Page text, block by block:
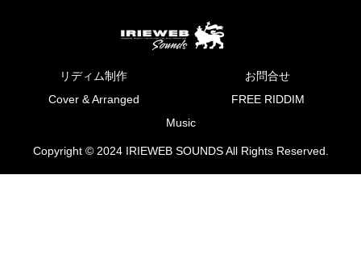
リディム制作
お問合せ
Cover & Arranged
FREE RIDDIM
Music
Copyright © 2024 IRIEWEB SOUNDS All Rights Reserved.